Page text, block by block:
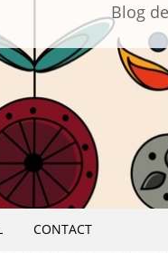
Blog
CONTACT